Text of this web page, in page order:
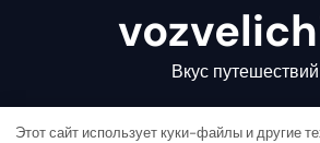
Вкус путешествий
Этот сайт использует куки-файлы и другие